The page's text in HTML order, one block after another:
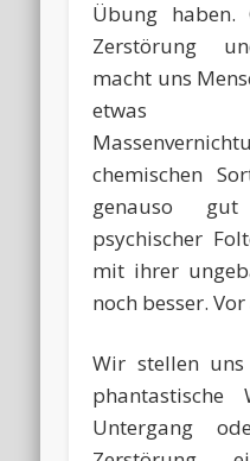
Übung haben.
Zerstörung
macht uns
etwas
chemischen
genauso
psychischer
mit ihrer
noch besser.
Wir stellen
phantastische
Untergang